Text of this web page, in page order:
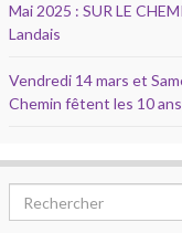
Mai 2025 : SUR LE
Landais
Vendredi 14 mars et
Chemin fêtent les 10
Search for: